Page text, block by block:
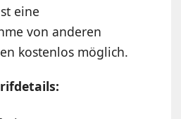
eine
von anderen
kostenlos möglich.